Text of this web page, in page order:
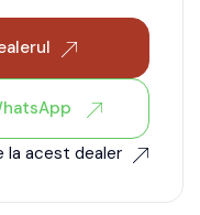
la acest dealer